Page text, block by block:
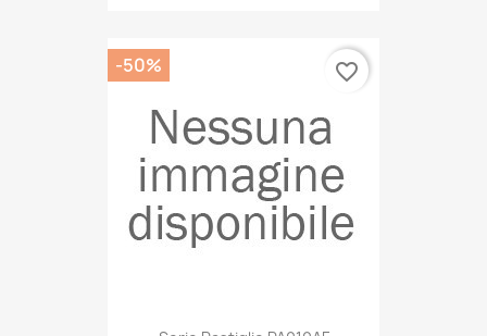
-50% favorite_border